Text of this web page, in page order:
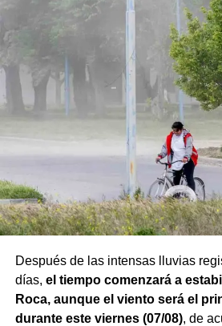
Durante el procedimiento, el
celular que permanecía
acceso a la vivienda. El aparato fue
víctima, quien presentó la
correspondiente para acreditar su
tambiénfue hallada la bolsa con
denunciado como robado.
Después de las intensas lluvias
días, el tiempo comenzará a
Roca, aunque el viento será el
durante este viernes (07/08), de